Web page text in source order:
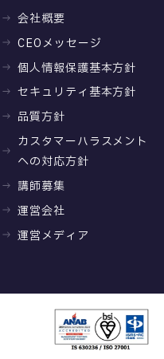
会社概要
CEOメッセージ
個人情報保護基本方針
セキュリティ基本方針
品質方針
カスタマーハラスメント
への対応方針
講師募集
運営会社
運営メディア